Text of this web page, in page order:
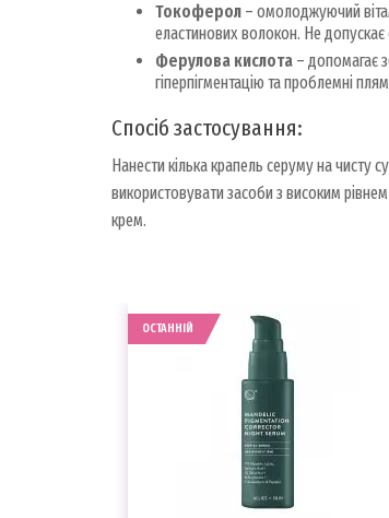
Токоферол – омолоджуючий
еластинових волокон. Не допускає
Ферулова кислота – допомагає
гіперпігментацію та проблемні
Спосіб застосування:
Нанести кілька крапель серуму на чисту
використовувати засоби з високим
крем.
ОСТАННІЙ